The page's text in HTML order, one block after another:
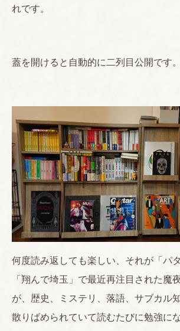
れです。
蓋を開けると自動的に二列目公開です。
何度読み返しても楽しい、それが「パ
「翔んで埼玉」で最近再注目された魔
が、歴史、ミステリ、落語、サブカル
散りばめられていて読むたびに勉強に